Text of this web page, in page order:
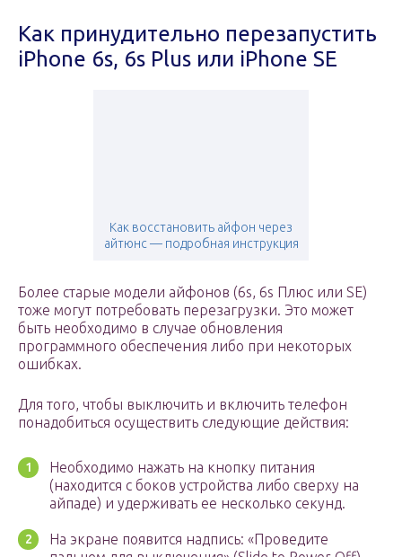
Как принудительно перезапустить
iPhone 6s, 6s Plus или iPhone SE
Как восстановить айфон через
айтюнс — подробная инструкция
Более старые модели айфонов (6s, 6s Плюс или SE)
тоже могут потребовать перезагрузки. Это может
быть необходимо в случае обновления
программного обеспечения либо при некоторых
ошибках.
Для того, чтобы выключить и включить телефон
понадобиться осуществить следующие действия:
Необходимо нажать на кнопку питания
(находится с боков устройства либо сверху на
айпаде) и удерживать ее несколько секунд.
На экране появится надпись: «Проведите